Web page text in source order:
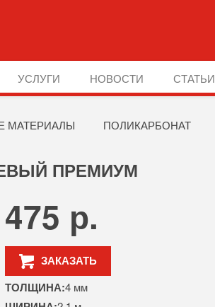
УСЛУГИ НОВОСТИ СТАТЬИ
МАТЕРИАЛЫ ПОЛИКАРБОНАТ
ПРЕМИУМ
475 р.
ЗАКАЗАТЬ
ТОЛЩИНА:4 мм